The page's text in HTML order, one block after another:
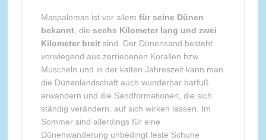
Maspalomas ist vor allem für seine Dünen
bekannt, die sechs Kilometer lang und zwei
Kilometer breitsind. Der Dünensand besteht
vorwiegend aus zerriebenen Korallen bzw.
Muscheln und in der kalten Jahreszeit kann man
die Dünenlandschaft auch wunderbar barfuß
erwandern und die Sandformationen, die sich
ständig verändern, auf sich wirken lassen. Im
Sommer sind allerdings für eine
Dünenwanderung unbedingt feste Schuhe